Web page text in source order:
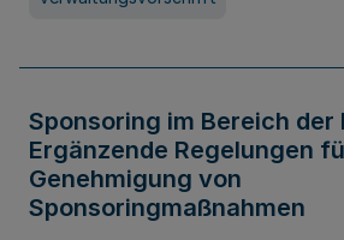
Sponsoring im Bereich der
Ergänzende Regelungen
Genehmigung von
Sponsoringmaßnahmen